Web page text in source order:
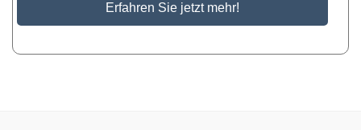
Erfahren Sie jetzt mehr!